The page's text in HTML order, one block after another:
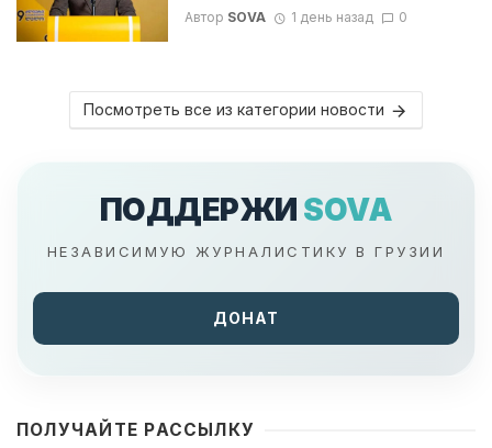
Автор SOVA 1 день назад 0
Посмотреть все из категории новости
ПОДДЕРЖИ SOVA
НЕЗАВИСИМУЮ ЖУРНАЛИСТИКУ В ГРУЗИИ
ДОНАТ
ПОЛУЧАЙТЕ РАССЫЛКУ